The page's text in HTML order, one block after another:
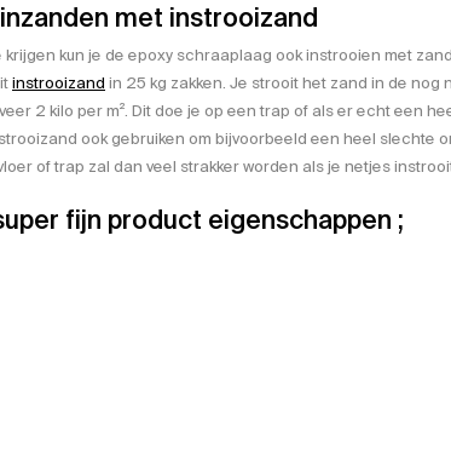
met instrooizand
kun je de epoxy schraaplaag ook instrooien met
instrooizand in 25 kg zakken. Je strooit het zand in de nog
2 kilo per m². Dit doe je op een trap of als er echt een
ook gebruiken om bijvoorbeeld een heel slechte
of trap zal dan veel strakker worden als je netjes
fijn product eigenschappen ;